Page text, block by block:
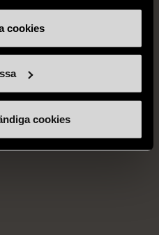
cookies
cookies
Gott skick
69 kr